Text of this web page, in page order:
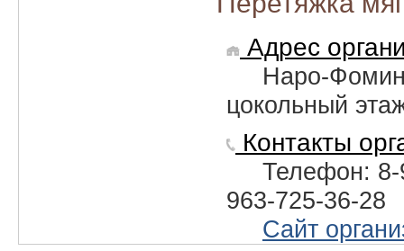
Адрес
Наро-
цокольный
Контакты
Телефон: 8-
963-725-36-28
Сайт